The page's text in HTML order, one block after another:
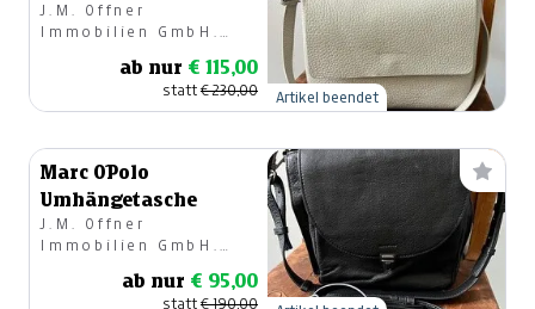
J.M. Offner
Immobilien GmbH.
ab nur € 115,00
statt€ 230,00 Artikel beendet
Marc O´Polo
Umhängetasche
J.M. Offner
Immobilien GmbH.
ab nur € 95,00
statt€ 190,00